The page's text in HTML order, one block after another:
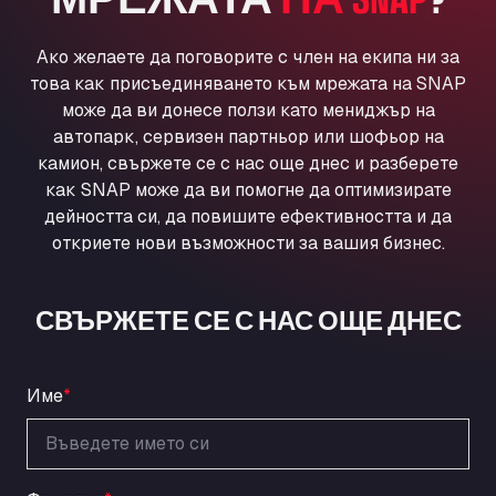
Ul. Torunska 147, 85884
Aqua Ariva GmbH
Marie-Curie-Straße 24, 68219
Aral Autohof Bockel
An der Autobahn 1, 27404
ARAL Autohof Bockenem
Oppelner Str. 1, 31167
ARAL Autohof Merklingen
Nellinger Str. 24, 89188
Schellweilerstraße 1, 66871
ARAL Tankstelle - XXL Truckwash.de
Obernburger Str. 127, 63811
Ardleigh South Services
a120 westbound, CO77SL
Area 47 Hermanos Rico
Ако желаете да поговорите с член на екипа ни за
това как присъединяването към мрежата на SNAP
може да ви донесе ползи като мениджър на
автопарк, сервизен партньор или шофьор на
камион, свържете се с нас още днес и разберете
как SNAP може да ви помогне да оптимизирате
дейността си, да повишите ефективността и да
откриете нови възможности за вашия бизнес.
СВЪРЖЕТЕ СЕ С НАС ОЩЕ ДНЕС
Име*